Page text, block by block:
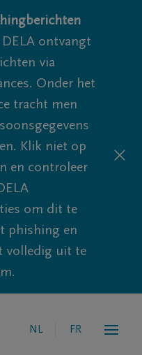
DELA ontvangt
via
Onder het
tracht men
Klik niet op
en controleer
om dit te
phishing en
volledig uit te
NL FR